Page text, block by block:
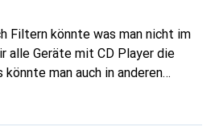
Filtern könnte was man nicht im
alle Geräte mit CD Player die
könnte man auch in anderen
ausziehen kann, das könnte